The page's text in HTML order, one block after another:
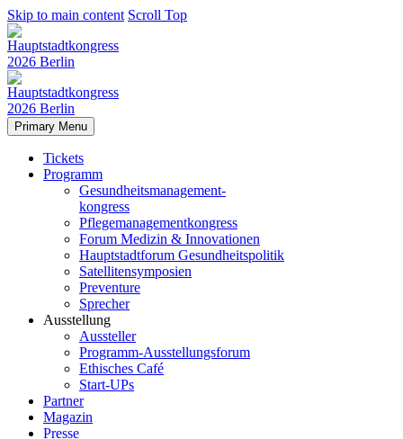
Skip to main content Scroll Top
Primary Menu
Tickets
Programm
Gesundheitsmanagement-
kongress
Pflegemanagementkongress
Forum Medizin & Innovationen
Hauptstadtforum Gesundheitspolitik
Satellitensymposien
Preventure
Sprecher
Ausstellung
Aussteller
Programm-Ausstellungsforum
Ethisches Café
Start-UPs
Partner
Magazin
Presse